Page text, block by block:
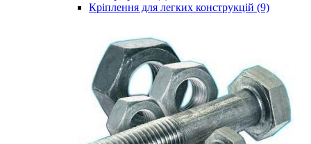
Кріплення для легких конструкцій (9)